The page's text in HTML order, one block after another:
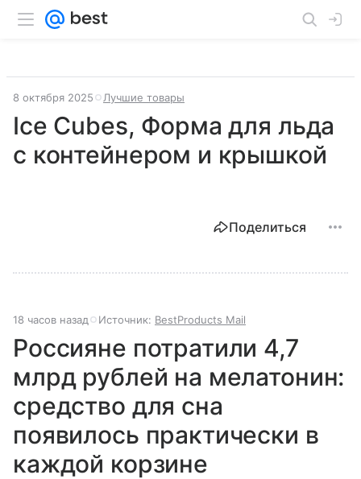
8 октября 2025 Лучшие товары
Ice Cubes, Форма для льда
с контейнером и крышкой
Поделиться
18 часов назад Источник: BestProducts Mail
Россияне потратили 4,7
млрд рублей на мелатонин:
средство для сна
появилось практически в
каждой корзине